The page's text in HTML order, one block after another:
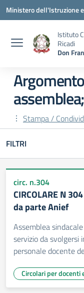
Vai ai contenuti
Vai al menu di navigazione
Vai al footer
Ministero dell'Istruzione
Istituto
Ricadi
Don
assemblea;
Stampa /
FILTRI
circ. n.304
CIRCOLARE N
da parte Anief
Assemblea
servizio da
personale docente
Circolari per docenti